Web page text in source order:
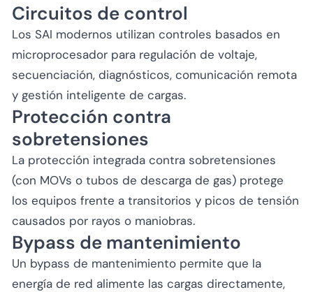
Circuitos de control
Los SAI modernos utilizan controles basados en
microprocesador para regulación de voltaje,
secuenciación, diagnósticos, comunicación remota
y gestión inteligente de cargas.
Protección contra
sobretensiones
La protección integrada contra sobretensiones
(con MOVs o tubos de descarga de gas) protege
los equipos frente a transitorios y picos de tensión
causados por rayos o maniobras.
Bypass de mantenimiento
Un bypass de mantenimiento permite que la
energía de red alimente las cargas directamente,